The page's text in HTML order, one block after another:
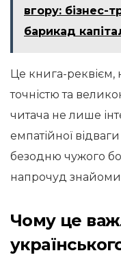
вгору: бізнес-
барикад
Це книга-реквієм,
точністю та
читача не лише
емпатійної
безодню чужого
напрочуд
Чому це